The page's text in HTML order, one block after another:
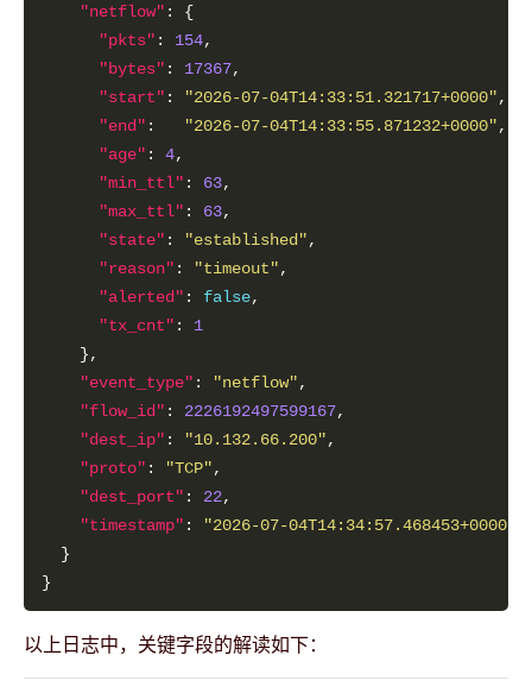
"netflow"
"pkts" : 154
"bytes" : 17367
"start" : "2026-07-04T14:33:51.321717+0000"
"end" : "2026-07-04T14:33:55.871232+0000"
"age" : 4
"min_ttl" : 63
"max_ttl" : 63
"state" : "established"
"reason" : "timeout"
"alerted" : false
"tx_cnt" : 1
"event_type" : "netflow"
"flow_id" : 2226192497599167
"dest_ip" : "10.132.66.200"
"proto" : "TCP"
"dest_port" : 22
"timestamp" :
"2026-07-04T14:34:57.468453+0000"
以上日志中，关键字段的解读如下：